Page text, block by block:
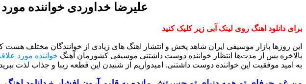
علیرضا خداوردی خواننده
برای دانلود اهنگ روی لینک آبی زیر کلیک کنید
این روزها بازار موسیقی ایران شاهد پخش و انتشار اهنگ های زیادی از خوانندگان مختلف
بالاخره پس از مدت‌ها انتظار خواننده دوست داشتنی موسیقی کشورمان آهنگ خواننده مورد
به امید موفقیت این خواننده دوست داشتنی. امیدواریم از شنیدن این قطعه زیبا و جذاب لذت